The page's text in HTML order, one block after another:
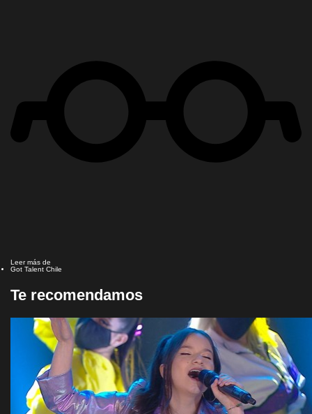
Leer más de
Got Talent Chile
Te recomendamos